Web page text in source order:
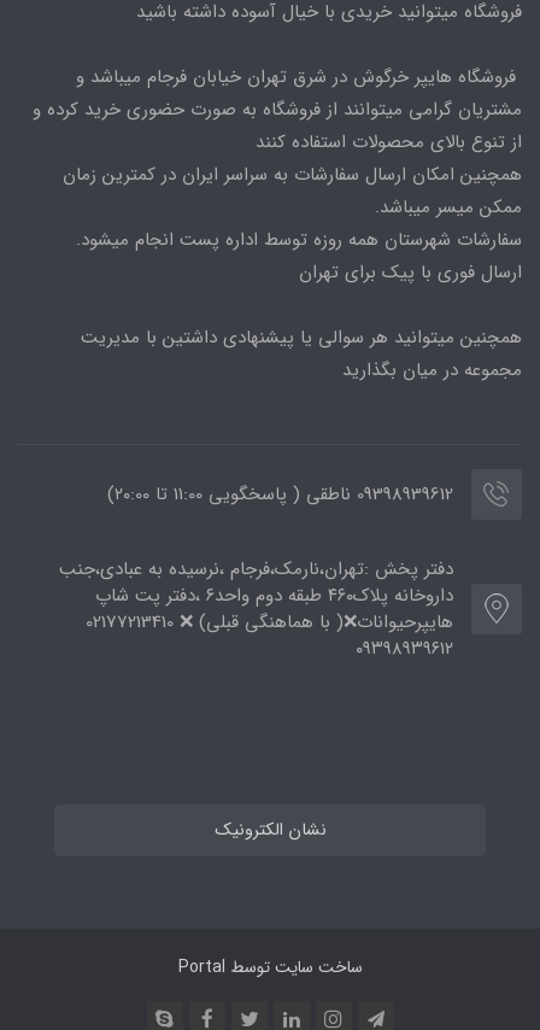
فروشگاه میتوانید خریدی با خیال آسوده داشته باشید
فروشگاه هایپر خرگوش در شرق تهران خیابان فرجام میباشد و
مشتریان گرامی میتوانند از فروشگاه به صورت حضوری خرید کرده و
از تنوع بالای محصولات استفاده کنند
همچنین امکان ارسال سفارشات به سراسر ایران در کمترین زمان
ممکن میسر میباشد.
سفارشات شهرستان همه روزه توسط اداره پست انجام میشود.
ارسال فوری با پیک برای تهران
همچنین میتوانید هر سوالی یا پیشنهادی داشتین با مدیریت
مجموعه در میان بگذارید
09398939612 ناطقی ( پاسخگویی 11:00 تا ۲۰:00)
دفتر پخش :تهران،نارمک،فرجام ،نرسیده به عبادی،جنب
داروخانه پلاک۴۶۰ طبقه دوم واحد۶ ،دفتر پت شاپ
هایپرحیوانات❌( با هماهنگی قبلی) ❌ 02177213410
۰۹۳۹۸۹۳۹۶۱۲
نشان الکترونیک
ساخت سایت توسط Portal